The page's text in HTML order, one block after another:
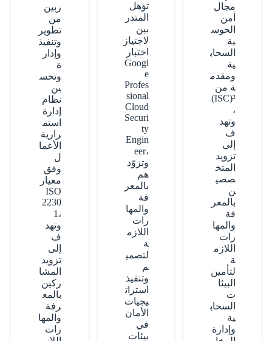
مجال
أمن
الحوس
بة
السحاب
ية
ومقدم
ة من
(ISC)²
،
وتهد
ف
إلى
تزويد
المتخ
صصي
ن
بالمعر
فة
والمها
رات
اللازم
ة
لتأمين
البيئا
ت
السحاب
ية
وإدارة
تؤهل
المتدر
بين
لاجتياز
اختبار
Googl
e
Profes
sional
Cloud
Securi
ty
Engin
eer،
وتزوّد
هم
بالمعر
فة
والمها
رات
اللازم
ة
لتصمي
م
وتنفيذ
استرات
يجيات
الأمان
في
بيئات
ربين
من
تطوير
وتنفيذ
وإدار
ة
وتحس
ين
نظام
إدارة
استم
رارية
الأعما
ل
وفق
معيار
ISO
2230
1،
وتهد
ف
إلى
تزويد
المشا
ركين
بالمع
رفة
والمها
رات